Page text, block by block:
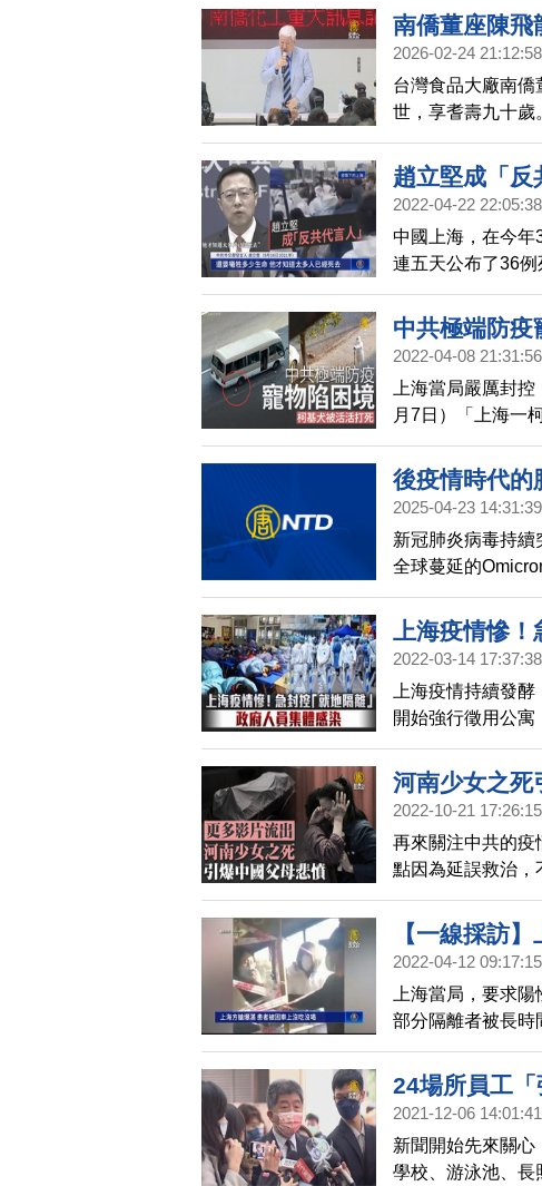
南僑董座陳飛
2026-02-24 21:12:58
台灣食品大廠南
世，享耆壽九十歲
政商及演藝圈好友
跨越產業領域，
趙立堅成「反
2022-04-22 22:05:38
中國上海，在今年
連五天公布了36例
上海被封控20多
措施找藉口，宣稱
何？而中共戰狼
中共極端防疫
2022-04-08 21:31:56
上海當局嚴厲封
月7日）「上海一
引發眾怒。
後疫情時代的
2025-04-23 14:31:39
新冠肺炎病毒持
全球蔓延的
出現咳嗽、打噴嚏
預防肺炎最好的
時代更應該提高警
作有很多心得和大
上海疫情慘！
2022-03-14 17:37:38
上海疫情持續發
開始強行徵用公
匯區政府人員集體
當地祭出「就地
河南少女之死
2022-10-21 17:26:15
再來關注中共的疫
點因為延誤救治，
點的食物、藥物短
內容。
【一線採訪
2022-04-12 09:17:15
上海當局，要求
部分隔離者被長時
的人，不被允許離
24場所員工
2021-12-06 14:01:41
新聞開始先來關
學校、游泳池、長